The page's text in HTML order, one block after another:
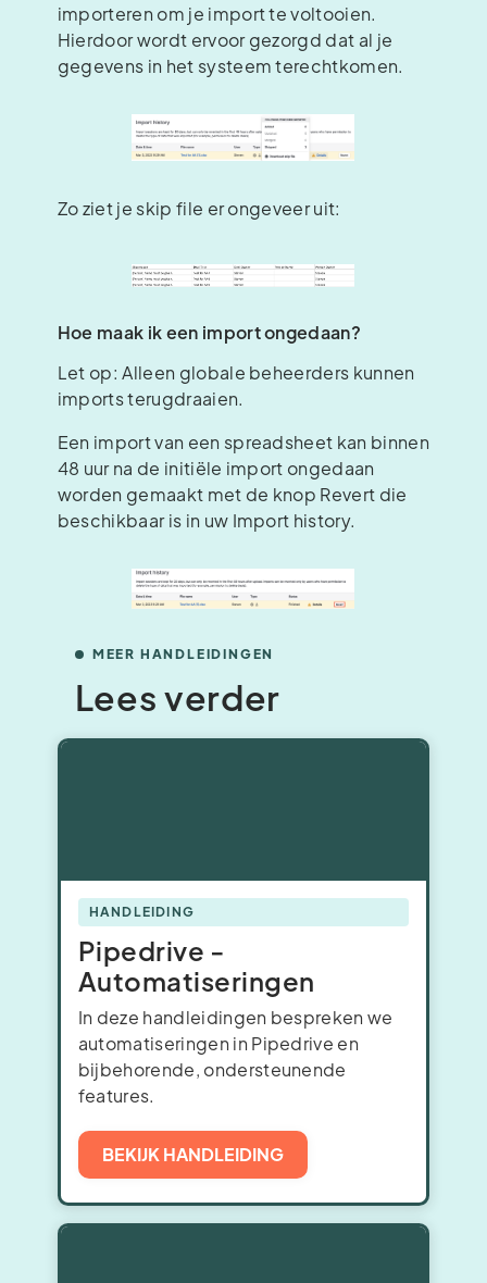
importeren om je import te voltooien.
Hierdoor wordt ervoor gezorgd dat al je
gegevens in het systeem terechtkomen.
Zo ziet je skip file er ongeveer uit:
Hoe maak ik een import ongedaan?
Let op: Alleen globale beheerders kunnen
imports terugdraaien.
Een import van een spreadsheet kan binnen
48 uur na de initiële import ongedaan
worden gemaakt met de knop Revert die
beschikbaar is in uw Import history.
MEER HANDLEIDINGEN
Lees verder
HANDLEIDING
Pipedrive -
Automatiseringen
In deze handleidingen bespreken we
automatiseringen in Pipedrive en
bijbehorende, ondersteunende
features.
BEKIJK HANDLEIDING